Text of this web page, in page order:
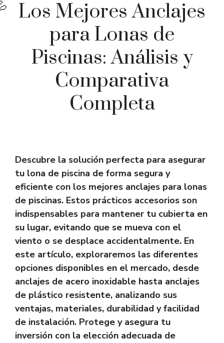
Los Mejores Anclajes
para Lonas de
Piscinas: Análisis y
Comparativa
Completa
Descubre la solución perfecta para asegurar
tu lona de piscina de forma segura y
eficiente con los mejores anclajes para lonas
de piscinas. Estos prácticos accesorios son
indispensables para mantener tu cubierta en
su lugar, evitando que se mueva con el
viento o se desplace accidentalmente. En
este artículo, exploraremos las diferentes
opciones disponibles en el mercado, desde
anclajes de acero inoxidable hasta anclajes
de plástico resistente, analizando sus
ventajas, materiales, durabilidad y facilidad
de instalación. Protege y asegura tu
inversión con la elección adecuada de